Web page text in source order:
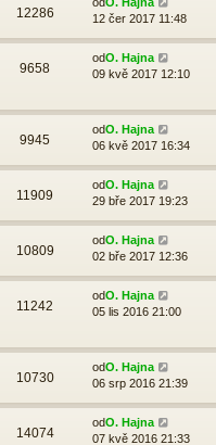
12286
odO. Hajna
12 čer 2017 11:48
9658
odO. Hajna
09 kvě 2017 12:10
9945
odO. Hajna
06 kvě 2017 16:34
11909
odO. Hajna
29 bře 2017 19:23
10809
odO. Hajna
02 bře 2017 12:36
11242
odO. Hajna
05 lis 2016 21:00
10730
odO. Hajna
06 srp 2016 21:39
14074
odO. Hajna
07 kvě 2016 21:33